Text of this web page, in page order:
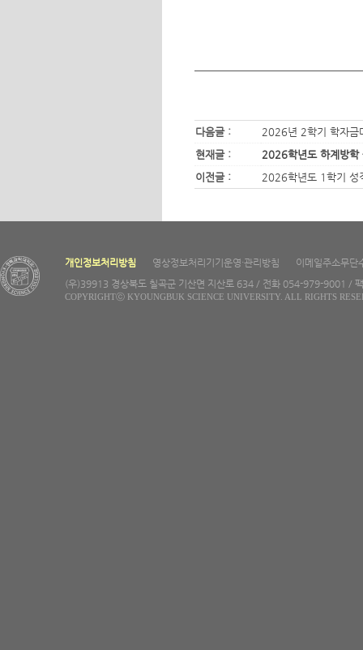
다음글 :
2026년 2학기 학자금
현재글 :
2026학년도 하계방학
이전글 :
2026학년도 1학기 성
개인정보처리방침 영상정보처리기기운영·관리방침
이메일주소무단
(우)39913 경상북도 칠곡군 기산면 지산로 634 / 전화 054-979-9001 /
COPYRIGHTⓒ KYOUNGBUK SCIENCE UNIVERSITY. ALL RIGHTS